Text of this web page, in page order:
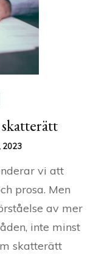
2023
vi att
prosa. Men
av mer
inte minst
skatterätt